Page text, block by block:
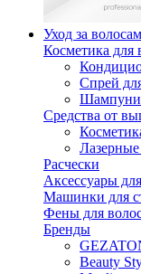
Уход за
Косметика для
Спрей
Шампуни
Средства от
Лазерные
Расчески
Аксессуары
Машинки для
Фены для
Бренды
Beauty